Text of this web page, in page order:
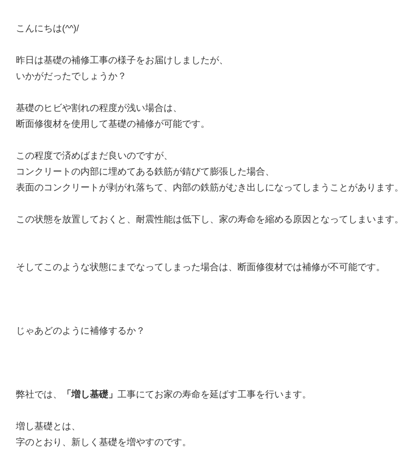
こんにちは(^^)/
昨日は基礎の補修工事の様子をお届けしましたが、
いかがだったでしょうか？
基礎のヒビや割れの程度が浅い場合は、
断面修復材を使用して基礎の補修が可能です。
この程度で済めばまだ良いのですが、
コンクリートの内部に埋めてある鉄筋が錆びて膨張した場合、
表面のコンクリートが剥がれ落ちて、内部の鉄筋がむき出しになってしまうことがあります。
この状態を放置しておくと、耐震性能は低下し、家の寿命を縮める原因となってしまいます。
そしてこのような状態にまでなってしまった場合は、断面修復材では補修が不可能です。
じゃあどのように補修するか？
弊社では、 「増し基礎」 工事にてお家の寿命を延ばす工事を行います。
増し基礎とは、
字のとおり、新しく基礎を増やすのです。